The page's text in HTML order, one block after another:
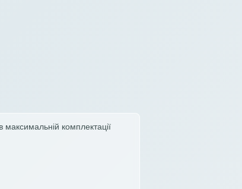
максимальній комплектації